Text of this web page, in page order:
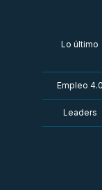
Lo último
Empleo 4.0
Leaders